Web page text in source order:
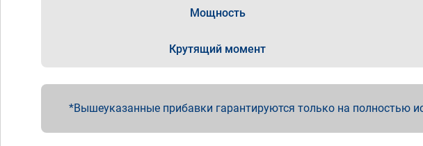
Мощность
Крутящий момент
Вышеуказанные прибавки гарантируются только на полностью